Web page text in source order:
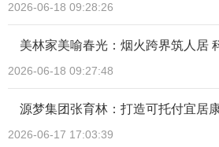
2026-06-18 09:28:26
美林家美喻春光：烟火跨界筑人居
2026-06-18 09:27:48
源梦集团张育林：打造可托付宜居
2026-06-17 17:03:39